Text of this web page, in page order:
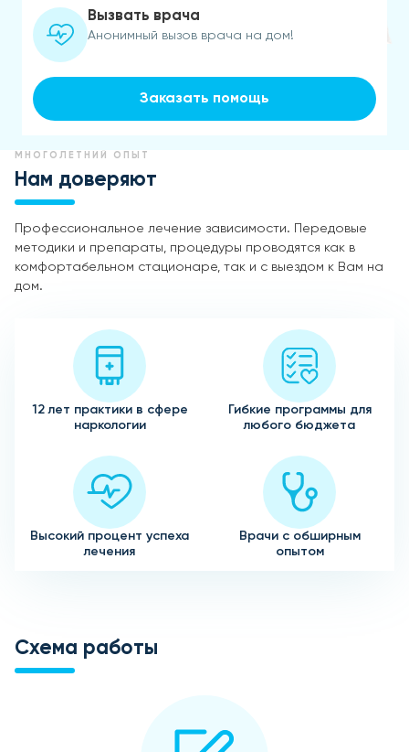
Вызвать врача
Анонимный вызов врача на дом!
Заказать помощь
МНОГОЛЕТНИЙ ОПЫТ
Нам доверяют
Профессиональное лечение зависимости. Передовые
методики и препараты, процедуры проводятся как в
комфортабельном стационаре, так и с выездом к Вам на
дом.
12 лет практики в сфере
наркологии
Гибкие программы для
любого бюджета
Высокий процент успеха
лечения
Врачи с обширным
опытом
Схема работы